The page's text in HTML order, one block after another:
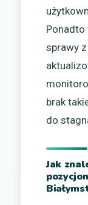
Ponadto
sprawy
brak
do
Jak